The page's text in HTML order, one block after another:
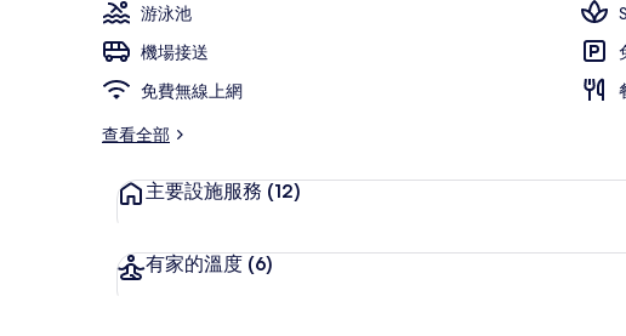
游泳池
機場接送
免費無線上網
查看全部
主要設施服務 (12)
有家的溫度 (6)